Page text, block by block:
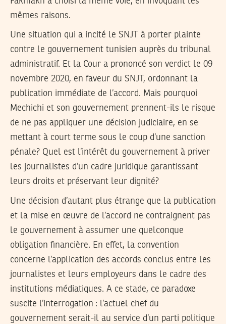
mêmes raisons.
Une situation qui a incité le SNJT à porter plainte
contre le gouvernement tunisien auprès du tribunal
administratif. Et la Cour a prononcé son verdict le 09
novembre 2020, en faveur du SNJT, ordonnant la
publication immédiate de l’accord. Mais pourquoi
Mechichi et son gouvernement prennent-ils le risque
de ne pas appliquer une décision judiciaire, en se
mettant à court terme sous le coup d’une sanction
pénale? Quel est l’intérêt du gouvernement à priver
les journalistes d’un cadre juridique garantissant
leurs droits et préservant leur dignité?
Une décision d’autant plus étrange que la publication
et la mise en œuvre de l’accord ne contraignent pas
le gouvernement à assumer une quelconque
obligation financière. En effet, la convention
concerne l’application des accords conclus entre les
journalistes et leurs employeurs dans le cadre des
institutions médiatiques. A ce stade, ce paradoxe
suscite l’interrogation : l’actuel chef du
gouvernement serait-il au service d’un parti politique